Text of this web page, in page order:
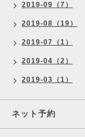
2019-09（7）
2019-08（19）
2019-07（1）
2019-04（2）
2019-03（1）
ネット予約